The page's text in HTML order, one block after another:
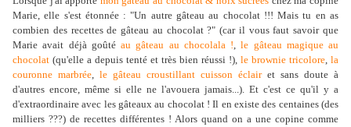
Marie, elle s'est étonnée : "Un autre gâteau au chocolat !!! Mais tu en as
combien des recettes de gâteau au chocolat ?" (car il vous faut savoir que
Marie avait déjà goûté au gâteau au chocolala !,le gâteau magique au
chocolat (qu'elle a depuis tenté et très bien réussi !), le brownie tricolore, la
couronne marbrée, le gâteau croustillant cuisson éclairet sans doute à
d'autres encore, même si elle ne l'avouera jamais...). Et c'est ce qu'il y a
d'extraordinaire avec les gâteaux au chocolat ! Il en existe des centaines (des
milliers ???) de recettes différentes ! Alors quand on a une copine comme